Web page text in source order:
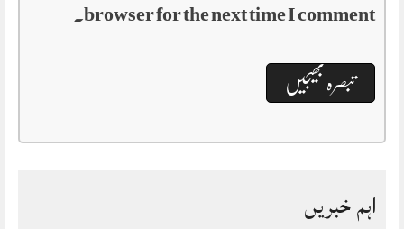
browser for the next time I comment.
اہم خبریں